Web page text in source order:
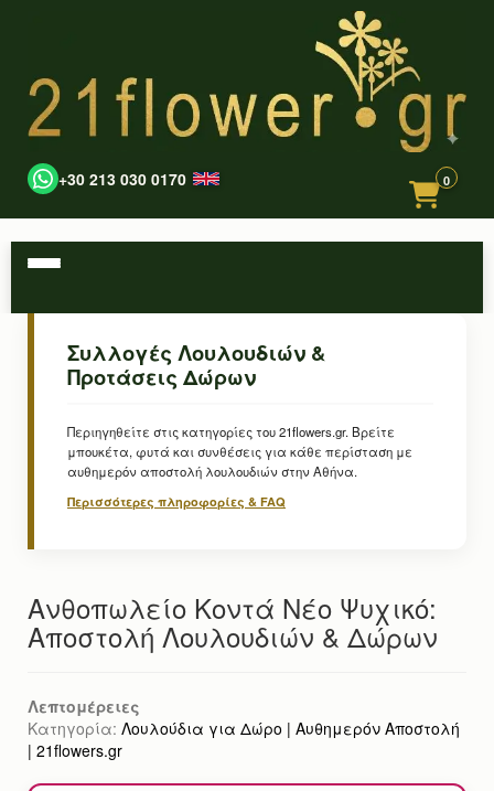
+30 213 030 0170 0
Συλλογές Λουλουδιών &
Προτάσεις Δώρων
Περιηγηθείτε στις κατηγορίες του 21flowers.gr. Βρείτε
μπουκέτα, φυτά και συνθέσεις για κάθε περίσταση με
αυθημερόν αποστολή λουλουδιών στην Αθήνα.
Περισσότερες πληροφορίες & FAQ
Ανθοπωλείο Κοντά Νέο Ψυχικό:
Αποστολή Λουλουδιών & Δώρων
Λεπτομέρειες
Κατηγορία: Λουλούδια για Δώρο | Αυθημερόν Αποστολή
| 21flowers.gr